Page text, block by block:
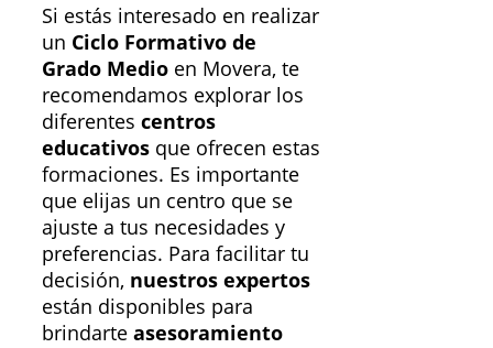
Si estás interesado en realizar
un Ciclo Formativo de
Grado Medio en Movera, te
recomendamos explorar los
diferentes centros
educativos que ofrecen estas
formaciones. Es importante
que elijas un centro que se
ajuste a tus necesidades y
preferencias. Para facilitar tu
decisión, nuestros expertos
están disponibles para
brindarte asesoramiento